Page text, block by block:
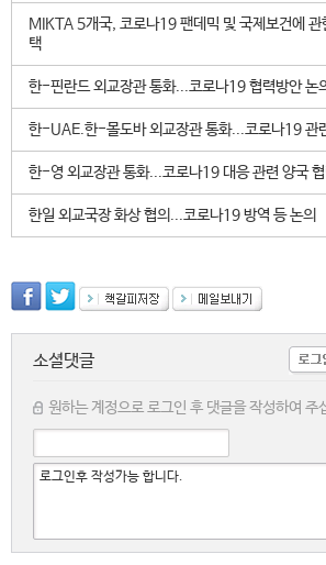
MIKTA 5개국, 코로나19 팬데믹 및 국제보건에 관
택
한-핀란드 외교장관 통화...코로나19 협력방안 논
한-UAE.한-몰도바 외교장관 통화...코로나19 관
한-영 외교장관 통화...코로나19 대응 관련 양국 협
한일 외교국장 화상 협의...코로나19 방역 등 논의
소셜댓글
원하는 계정으로 로그인 후 댓글을 작성하여 주